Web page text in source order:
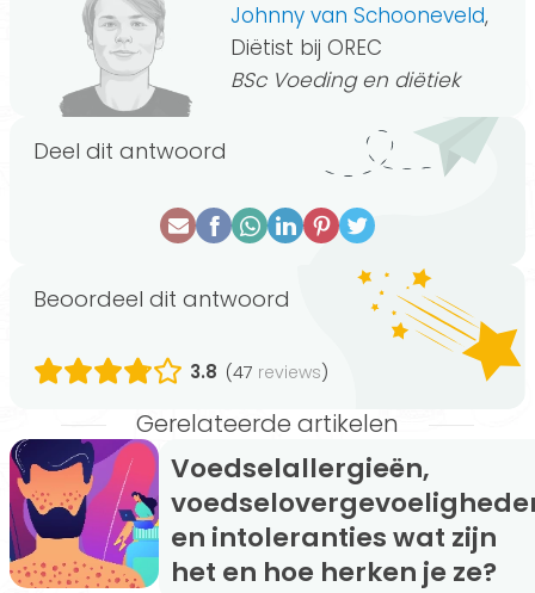
Johnny van Schooneveld,
Diëtist bij OREC
BSc Voeding en diëtiek
Deel dit antwoord
Beoordeel dit antwoord
3.8 (47 reviews)
Gerelateerde artikelen
Voedselallergieën,
en intoleranties wat zijn
het en hoe herken je ze?